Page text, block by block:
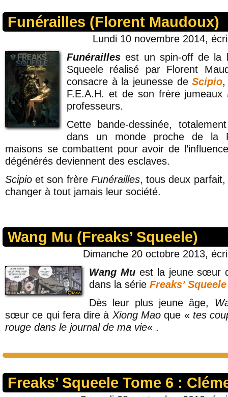
Funérailles (Florent Maudoux)
Lundi 10 novembre 2014,
Funérailles est un spin-off de la
Squeele réalisé par Florent
consacre à la jeunesse deScipio,
F.E.A.H. et de son frère jumeaux
professeurs.
Cette bande-dessinée,
dans un monde proche de la
maisons se combattent pour avoir de
dégénérés deviennent des esclaves.
Scipio et son frère Funérailles, tous deux
changer à tout jamais leur société.
Wang Mu (Freaks’ Squeele)
Dimanche 20 octobre 2013,
Wang Muest la jeune sœur
dans la série Freaks’ Squeele
Dès leur plus jeune âge,
sœur ce qui fera dire à Xiong Mao que « tes
rouge dans le journal de ma vie« .
Freaks’ Squeele Tome 6 :